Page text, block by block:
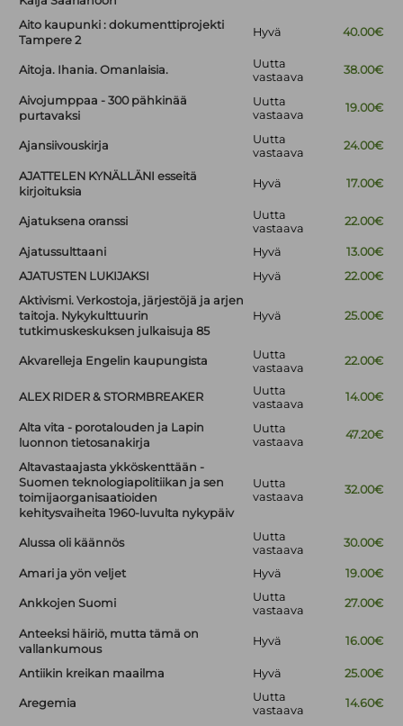
Aito kaupunki : dokumenttiprojekti
Tampere 2
Hyvä 40.00€
Aitoja. Ihania. Omanlaisia.
Uutta
vastaava
38.00€
Aivojumppaa - 300 pähkinää
purtavaksi
Uutta
vastaava
19.00€
Ajansiivouskirja
Uutta
vastaava
24.00€
AJATTELEN KYNÄLLÄNI esseitä
kirjoituksia
Hyvä 17.00€
Ajatuksena oranssi
Uutta
vastaava
22.00€
Ajatussulttaani Hyvä
13.00€
AJATUSTEN LUKIJAKSI
Hyvä
22.00€
Aktivismi. Verkostoja, järjestöjä ja arjen
taitoja. Nykykulttuurin
tutkimuskeskuksen julkaisuja 85
Hyvä 25.00€
Akvarelleja Engelin kaupungista
Uutta
vastaava
22.00€
ALEX RIDER & STORMBREAKER
Uutta
vastaava
14.00€
Alta vita - porotalouden ja Lapin
luonnon tietosanakirja
Uutta
vastaava
47.20€
Altavastaajasta ykköskenttään -
Suomen teknologiapolitiikan ja sen
toimijaorganisaatioiden
kehitysvaiheita 1960-luvulta nykypäiv
Uutta
vastaava
32.00€
Alussa oli käännös
Uutta
vastaava
30.00€
Amari ja yön veljet Hyvä 19.00€
Ankkojen Suomi
Uutta
vastaava
27.00€
Anteeksi häiriö, mutta tämä on
vallankumous
Hyvä 16.00€
Antiikin kreikan maailma Hyvä 25.00€
Aregemia
Uutta
vastaava
14.60€